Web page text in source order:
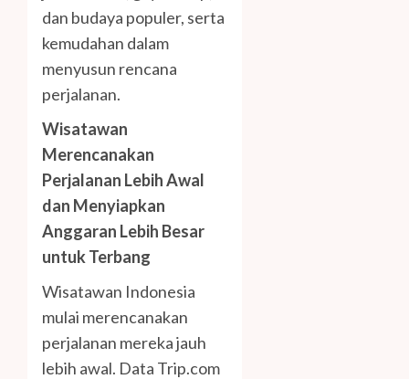
dan budaya populer, serta
kemudahan dalam
menyusun rencana
perjalanan.
Wisatawan
Merencanakan
Perjalanan Lebih Awal
dan Menyiapkan
Anggaran Lebih Besar
untuk Terbang
Wisatawan Indonesia
mulai merencanakan
perjalanan mereka jauh
lebih awal. Data Trip.com